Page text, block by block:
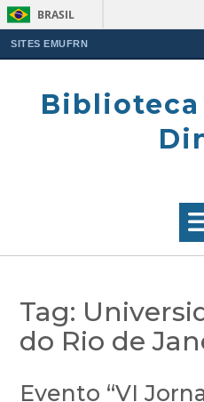
BRASIL
SITES EMUFRN
Biblioteca
Tag:
do Rio de
Evento “VI